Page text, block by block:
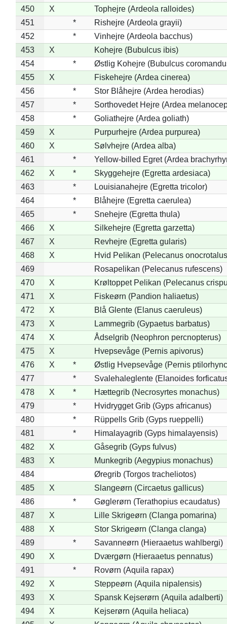
450
X
Tophejre (Ardeola ralloides)
451
*
Rishejre (Ardeola grayii)
452
*
Vinhejre (Ardeola bacchus)
453
X
Kohejre (Bubulcus ibis)
454
*
Østlig Kohejre (Bubulcus
455
X
Fiskehejre (Ardea cinerea)
456
*
Stor Blåhejre (Ardea herodias)
457
*
Sorthovedet Hejre (Ardea
458
*
Goliathejre (Ardea goliath)
459
X
Purpurhejre (Ardea purpurea)
460
X
Sølvhejre (Ardea alba)
461
*
Yellow-billed Egret (Ardea
462
X *
Skyggehejre (Egretta ardesiaca)
463
*
Louisianahejre (Egretta tricolor)
464
*
Blåhejre (Egretta caerulea)
465
*
Snehejre (Egretta thula)
466
X
Silkehejre (Egretta garzetta)
467
X
Revhejre (Egretta gularis)
468
X
Hvid Pelikan (Pelecanus
469
Rosapelikan (Pelecanus rufescens)
470
X
Krøltoppet Pelikan (Pelecanus
471
X
Fiskeørn (Pandion haliaetus)
472
X
Blå Glente (Elanus caeruleus)
473
X
Lammegrib (Gypaetus barbatus)
474
X
Ådselgrib (Neophron percnopterus)
475
X
Hvepsevåge (Pernis apivorus)
476
X *
Østlig Hvepsevåge (Pernis
477
*
Svalehaleglente (Elanoides
478
X *
Hættegrib (Necrosyrtes monachus)
479
*
Hvidrygget Grib (Gyps africanus)
480
*
Rüppells Grib (Gyps rueppelli)
481
*
Himalayagrib (Gyps himalayensis)
482
X
Gåsegrib (Gyps fulvus)
483
X
Munkegrib (Aegypius monachus)
484
Øregrib (Torgos tracheliotos)
485
X
Slangeørn (Circaetus gallicus)
486
*
Gøglerørn (Terathopius ecaudatus)
487
X
Lille Skrigeørn (Clanga pomarina)
488
X
Stor Skrigeørn (Clanga clanga)
489
*
Savanneørn (Hieraaetus wahlbergi)
490
X
Dværgørn (Hieraaetus pennatus)
491
*
Rovørn (Aquila rapax)
492
X
Steppeørn (Aquila nipalensis)
493
X
Spansk Kejserørn (Aquila adalberti)
494
X
Kejserørn (Aquila heliaca)